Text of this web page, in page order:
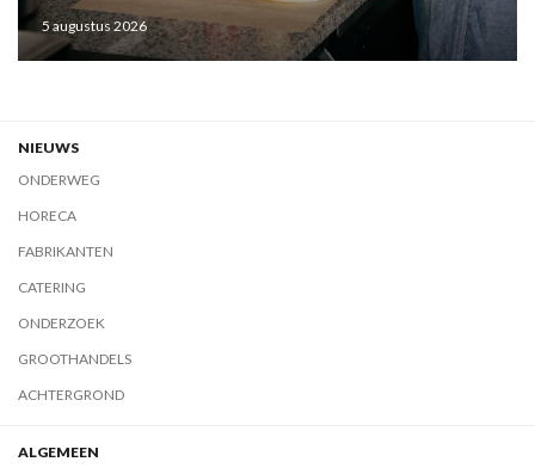
5 augustus 2026
NIEUWS
ONDERWEG
HORECA
FABRIKANTEN
CATERING
ONDERZOEK
GROOTHANDELS
ACHTERGROND
ALGEMEEN